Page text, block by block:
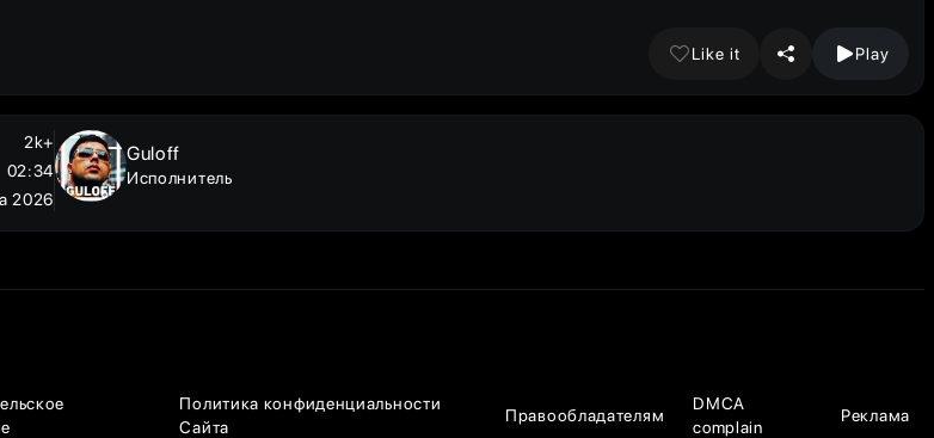
Like it Play
2k+
02:34
2026
Guloff
Исполнитель
Политика конфиденциальности
Сайта
Правообладателям
DMCA
complain
Реклама